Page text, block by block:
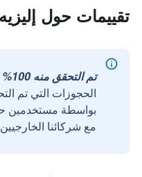
تقييمات حول
تم التحقق منه 100%
الحجوزات التي تم
مع شركائنا